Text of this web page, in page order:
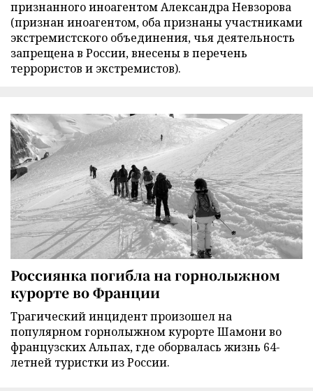
признанного иноагентом Александра Невзорова
(признан иноагентом, оба признаны участниками
экстремистского объединения, чья деятельность
запрещена в России, внесены в перечень
террористов и экстремистов).
Россиянка погибла на горнолыжном
курорте во Франции
Трагический инцидент произошел на
популярном горнолыжном курорте Шамони во
французских Альпах, где оборвалась жизнь 64-
летней туристки из России.